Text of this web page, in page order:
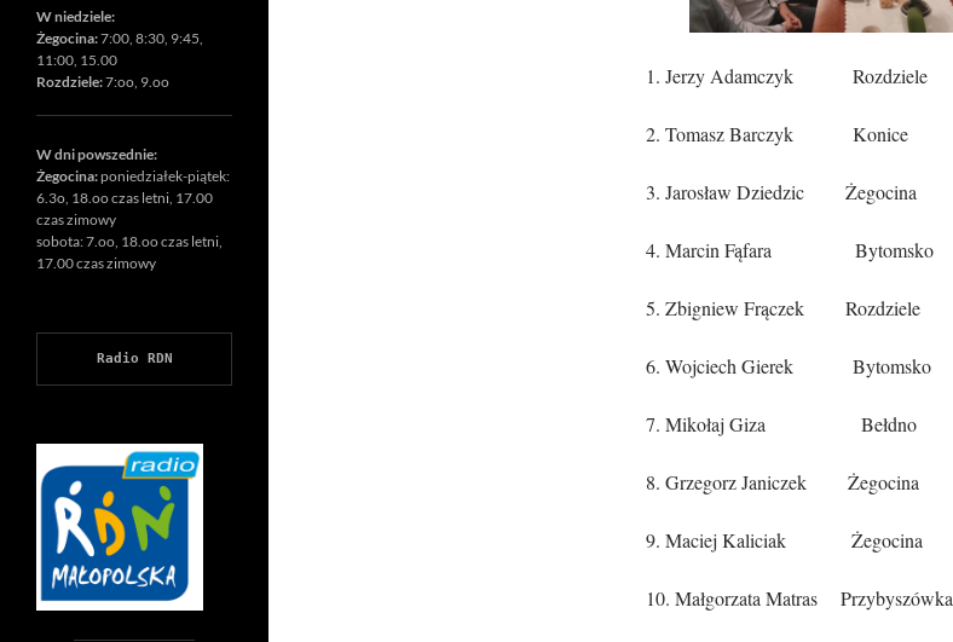
1. Jerzy Adamczyk Rozdziele
2. Tomasz Barczyk Konice
3. Jarosław Dziedzic Żegocina
4. Marcin Fąfara Bytomsko
5. Zbigniew Frączek Rozdziele
6. Wojciech Gierek Bytomsko
7. Mikołaj Giza Bełdno
8. Grzegorz Janiczek Żegocina
9. Maciej Kaliciak Żegocina
10. Małgorzata Matras Przybyszówka
W niedziele:
Żegocina:7:00, 8:30, 9:45,
11:00, 15.00
Rozdziele:7:oo, 9.oo
W dni powszednie:
Żegocina: poniedziałek-piątek:
6.3o, 18.oo czas letni, 17.00
czas zimowy
sobota: 7.oo, 18.oo czas letni,
17.00 czas zimowy
Radio RDN